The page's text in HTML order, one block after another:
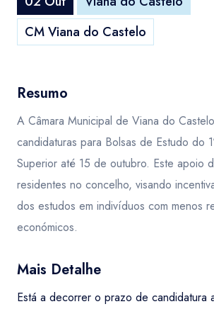
CM Viana do Castelo
Resumo
A Câmara Municipal de Viana do
candidaturas para Bolsas de Estudo do
Superior até 15 de outubro. Este apoio
residentes no concelho, visando
dos estudos em indivíduos com menos
económicos.
Mais Detalhe
Está a decorrer o prazo de candidatura